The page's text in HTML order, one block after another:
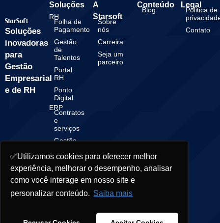
✅Utilizamos cookies para oferecer melhor
experiência, melhorar o desempenho, analisar
como você interage em nosso site e
personalizar conteúdo. Saiba mais
Soluções
inovadoras
para
Gestão
Empresarial
e de RH
Soluções
RH
Folha de
Pagamento
Gestão
de
Talentos
Portal
RH
Ponto
Digital
ERP
Contratos
e
serviços
Gestão
Gestão
Contábil
A
Starsoft
Sobre
nós
Carreira
Seja um
parceiro
Conteúdo
Blog
Legal
Politica de
Contato